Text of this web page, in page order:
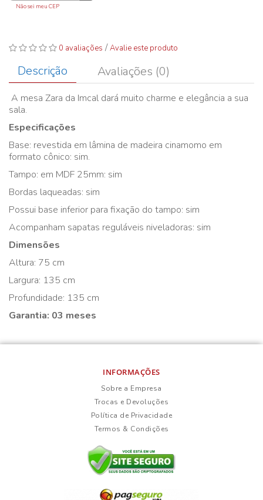
Não sei meu CEP
0 avaliações /Avalie este produto
Descrição Avaliações (0)
A mesa Zara da Imcal dará muito charme e elegância a sua
sala.
Especificações
Base: revestida em lâmina de madeira cinamomo em
formato cônico: sim.
Tampo: em MDF 25mm: sim
Bordas laqueadas: sim
Possui base inferior para fixação do tampo: sim
Acompanham sapatas reguláveis niveladoras: sim
Dimensões
Altura: 75 cm
Largura: 135 cm
Profundidade: 135 cm
Garantia: 03 meses
INFORMAÇÕES
Sobre a Empresa
Trocas e Devoluções
Política de Privacidade
Termos & Condições